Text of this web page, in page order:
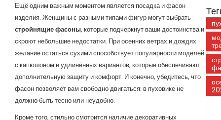
Ещё одним важным моментом является посадка и фасон
изделия. Женщины с разными типами фигур могут выбрать
стройнящие фасоны, которые подчеркнут ваши достоинства и
скроют небольшие недостатки. При осенних ветрах и дождях
желание остаться сухими способствует популярности моделей
с капюшоном и удлинённых вариантов, которые обеспечивают
дополнительную защиту и комфорт. И конечно, убедитесь, что
фасон позволяет вам свободно двигаться: в пуховике не
должно быть тесно или неудобно.
Кроме того, стильно смотрится наличие декоративных